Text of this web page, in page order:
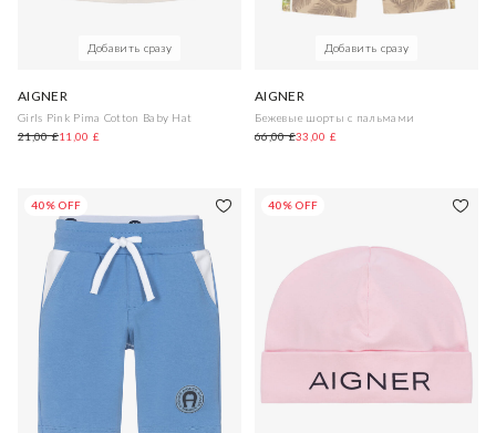
Добавить сразу
AIGNER
Girls Pink Pima Cotton Baby Hat
21,00 £11,00 £
Добавить сразу
AIGNER
Бежевые шорты с пальмами
66,00 £33,00 £
40% OFF 40% OFF